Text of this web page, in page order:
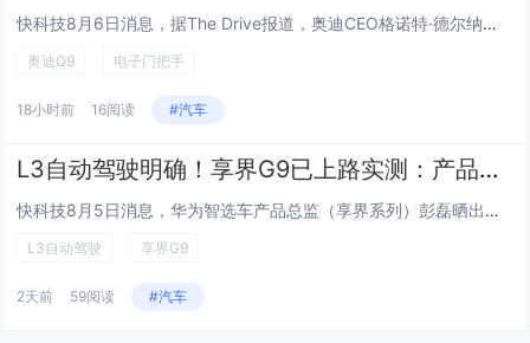
快科技8月6日消息，据The Drive报道，奥迪CEO格诺特·德尔纳在Q9旗舰SUV研发后期亲自试驾后，直接叫停了已投...
奥迪Q9 电子门把手
18小时前 16阅读 #汽车
L3自动驾驶明确！享界G9已上路实测：产品总监晒出重磅标识
快科技8月5日消息，华为智选车产品总监（享界系列）彭磊晒出了鸿蒙智行享界G9的L3自动驾驶功能按键，并配文“The fu...
L3自动驾驶 享界G9
2天前 59阅读 #汽车